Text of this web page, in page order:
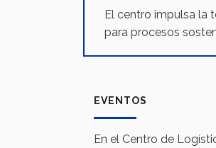
El centro impulsa la
para procesos
EVENTOS
En el Centro de